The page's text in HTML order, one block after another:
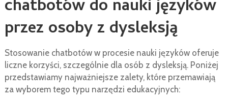
chatbotów do nauki języków
przez osoby z dysleksją
Stosowanie chatbotów w procesie nauki języków oferuje
liczne korzyści, szczególnie dla osób z dysleksją. Poniżej
przedstawiamy najważniejsze zalety, które przemawiają
za wyborem tego typu narzędzi edukacyjnych: